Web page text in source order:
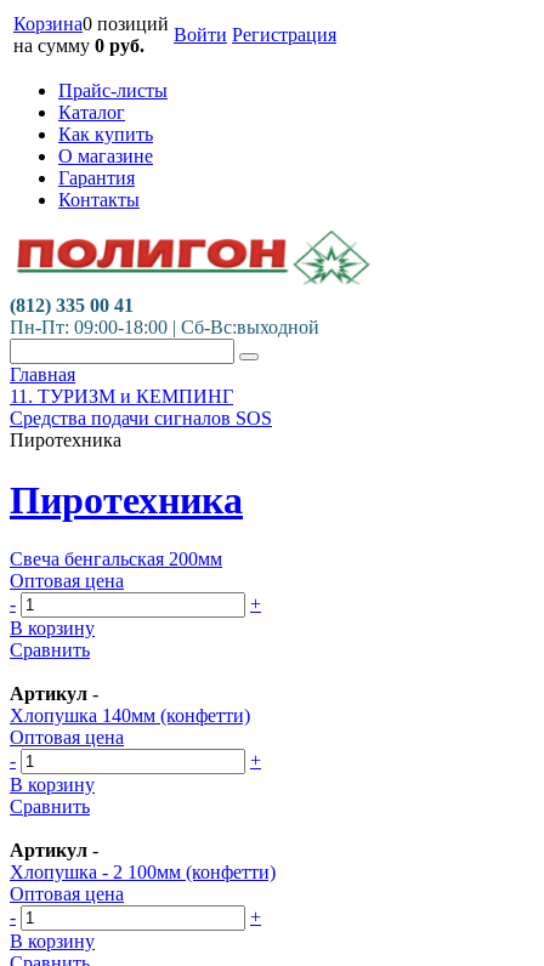
Корзина0 позиций
на сумму 0 руб.
Войти Регистрация
Прайс-листы
Каталог
Как купить
О магазине
Гарантия
Контакты
(812) 335 00 41
Пн-Пт: 09:00-18:00 | Сб-Вс:выходной
Главная
11. ТУРИЗМ и КЕМПИНГ
Средства подачи сигналов SOS
Пиротехника
Пиротехника
Свеча бенгальская 200мм
Оптовая цена
-
+
В корзину
Сравнить
Артикул -
Хлопушка 140мм (конфетти)
Оптовая цена
-
+
В корзину
Сравнить
Артикул -
Хлопушка - 2 100мм (конфетти)
Оптовая цена
-
+
В корзину